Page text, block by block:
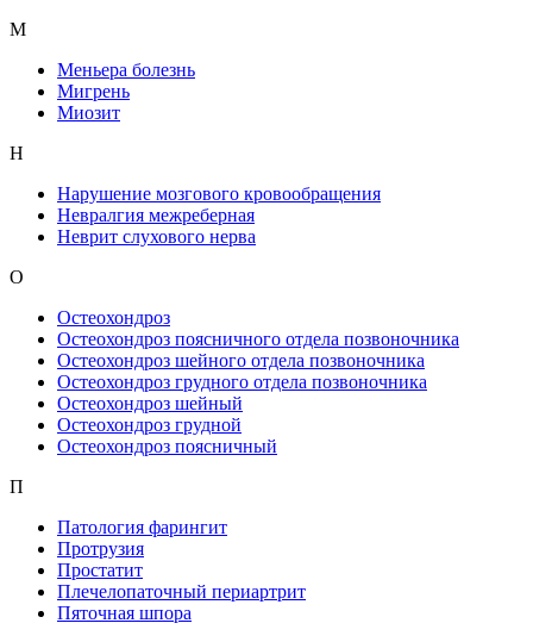
М
Меньера болезнь
Мигрень
Миозит
Н
Нарушение мозгового кровообращения
Невралгия межреберная
Неврит слухового нерва
О
Остеохондроз
Остеохондроз поясничного отдела позвоночника
Остеохондроз шейного отдела позвоночника
Остеохондроз грудного отдела позвоночника
Остеохондроз шейный
Остеохондроз грудной
Остеохондроз поясничный
П
Патология фарингит
Протрузия
Простатит
Плечелопаточный периартрит
Пяточная шпора